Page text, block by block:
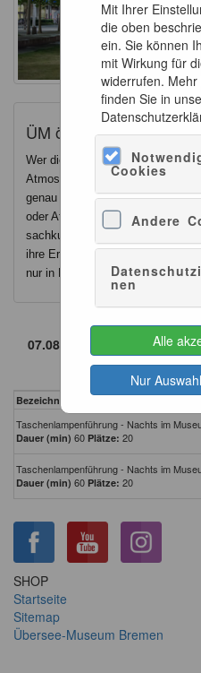
Mit Ihrer
die oben
ein. Sie können
mit Wirkung für
widerrufen.
finden Sie in
Cookies
Andere
nen
Alle
Nur
ÜM öffentliche
Wer die Ausstellungen des
Atmosphäre erkunden möchte,
genau richtig. Hier entdecken
oder Afrika bei Nacht – nur
sachkundigen Begleitung, die so
ihre Erklärungen in ein anderes
nur in Begleitung eines
Bezeichnung
Taschenlampenführung - Nachts im
Dauer (min) 60 Plätze: 20
Taschenlampenführung - Nachts im
Dauer (min) 60 Plätze: 20
SHOP
Startseite
Sitemap
Übersee-Museum Bremen